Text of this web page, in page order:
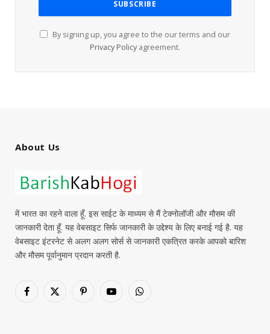
By signing up, you agree to the our terms and our
Privacy Policy agreement.
About Us
में भारत का रहने वाला हूँ. इस साईट के माध्यम से मैं टेक्नोलॉजी और मौसम की
जानकारी देता हूँ. यह वेबसाइट सिर्फ जानकारी के उद्देश्य के लिए बनाई गई है. यह
वेबसाइट इंटरनेट से अलग अलग सोर्स से जानकारी एकत्रित करके आपको बारिश
और मौसम पूर्वानुमान प्रदान करती है.
Facebook
X
PinterestYouTubeWhatsApp